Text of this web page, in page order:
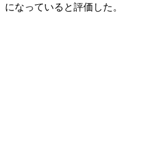
になっていると評価した。